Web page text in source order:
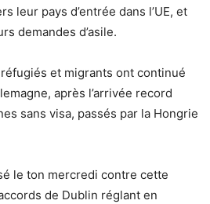
leur pays d’entrée dans l’UE, et
demandes d’asile.
et migrants ont continué
après l’arrivée record
sans visa, passés par la Hongrie
le ton mercredi contre cette
de Dublin réglant en